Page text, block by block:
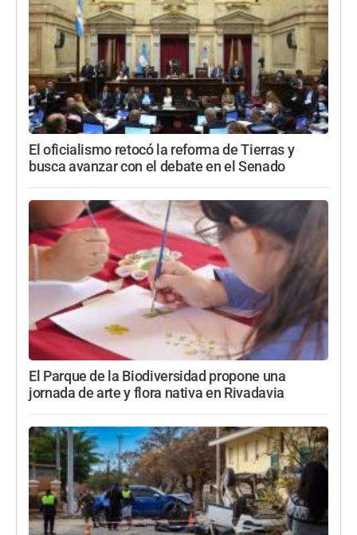
El oficialismo retocó la reforma de Tierras y
busca avanzar con el debate en el Senado
El Parque de la Biodiversidad propone una
jornada de arte y flora nativa en Rivadavia